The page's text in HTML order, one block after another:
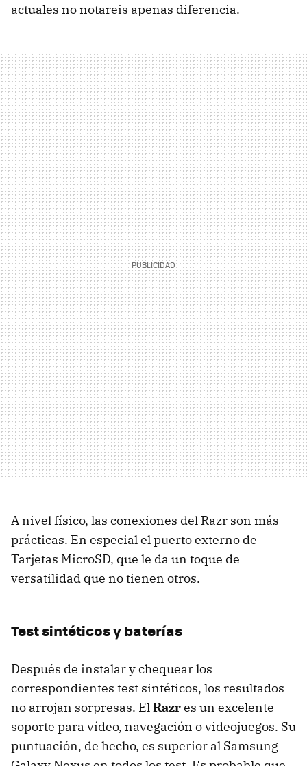
actuales no notareis apenas diferencia.
A nivel físico, las conexiones del Razr son más
prácticas. En especial el puerto externo de
Tarjetas MicroSD, que le da un toque de
versatilidad que no tienen otros.
Test sintéticos y baterías
Después de instalar y chequear los
correspondientes test sintéticos, los resultados
no arrojan sorpresas. El Razres un excelente
soporte para vídeo, navegación o videojuegos. Su
puntuación, de hecho, es superior al Samsung